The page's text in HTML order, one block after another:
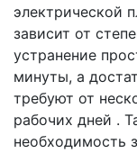
электрической
зависит от
устранение
минуты, а
требуют от
рабочих дней .
необходимость